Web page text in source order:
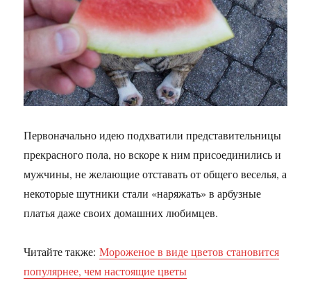
Первоначально идею подхватили представительницы
прекрасного пола, но вскоре к ним присоединились и
мужчины, не желающие отставать от общего веселья, а
некоторые шутники стали «наряжать» в арбузные
платья даже своих домашних любимцев.
Читайте также:Мороженое в виде цветов становится
популярнее, чем настоящие цветы